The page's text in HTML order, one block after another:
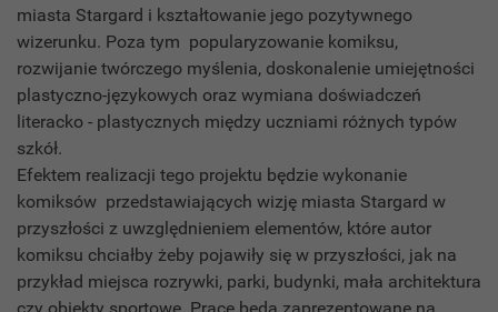
miasta Stargard i kształtowanie jego pozytywnego
wizerunku. Poza tym popularyzowanie komiksu,
rozwijanie twórczego myślenia, doskonalenie umiejętności
plastyczno-językowych oraz wymiana doświadczeń
literacko - plastycznych między uczniami różnych typów
szkół.
Efektem realizacji tego projektu będzie wykonanie
komiksów przedstawiających wizję miasta Stargard w
przyszłości z uwzględnieniem elementów, które autor
komiksu chciałby żeby pojawiły się w przyszłości, jak na
przykład miejsca rozrywki, parki, budynki, mała architektura